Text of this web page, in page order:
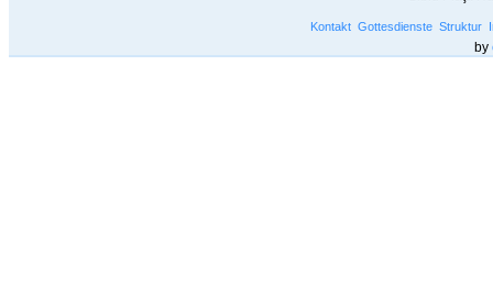
Kontakt Gottesdienste Struktur
by